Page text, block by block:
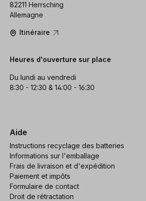
82211 Herrsching
Allemagne
Itinéraire
Heures d'ouverture sur place
Du lundi au vendredi
8:30 - 12:30 & 14:00 - 16:30
Aide
Instructions recyclage des batteries
Informations sur l'emballage
Frais de livraison et d'expédition
Paiement et impôts
Formulaire de contact
Droit de rétractation